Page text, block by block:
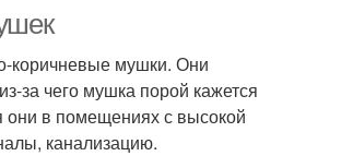
коричневые мушки. Они
за чего мушка порой кажется
они в помещениях с высокой
канализацию.